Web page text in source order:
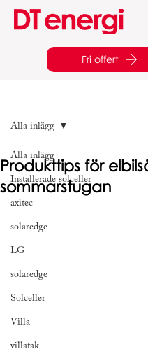
Fri offert
Alla inlägg
Installerade solceller
axitec
solaredge
LG
solaredge
Solceller
Villa
villatak
Alla inlägg
Produkttips för
sommarstugan